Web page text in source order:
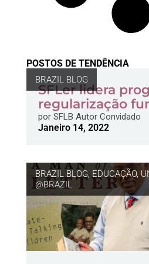
POSTOS DE TENDÊNCIA
BRAZIL BLOG
SFLer lidera
regularização
porSFLB Autor Convidado
Janeiro 14, 2022
BRAZIL BLOG, EDUCAÇÃO,
@BRAZIL